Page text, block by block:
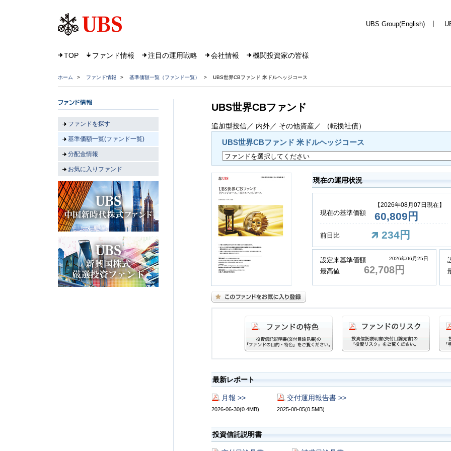
UBS Group(English)
TOP ファンド情報 注目の運用戦略 会社情報 機関投資家の皆様
ホーム > ファンド情報 > 基準価額一覧（ファンド一覧） > UBS世界CBファンド 米ドルヘッジコース
UBS世界CBファンド
追加型投信／ 内外／ その他資産／ （転換社債）
UBS世界CBファンド 米ドルヘッジコース
現在の運用状況
現在の基準価額
【2026年08月07日現在】
60,809円
前日比 234円
設定来基準価額
最高値
2026年06月25日
62,708円
最新レポート
月報 >>
2026-06-30(0.4MB)
交付運用報告書 >>
2025-08-05(0.5MB)
投資信託説明書
ファンドを探す
基準価額一覧(ファンド一覧)
分配金情報
お気に入りファンド